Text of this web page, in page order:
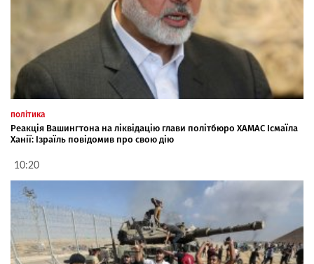
політика
Реакція Вашингтона на ліквідацію глави політбюро ХАМАС Ісмаїла
Ханії: Ізраїль повідомив про свою дію
10:20